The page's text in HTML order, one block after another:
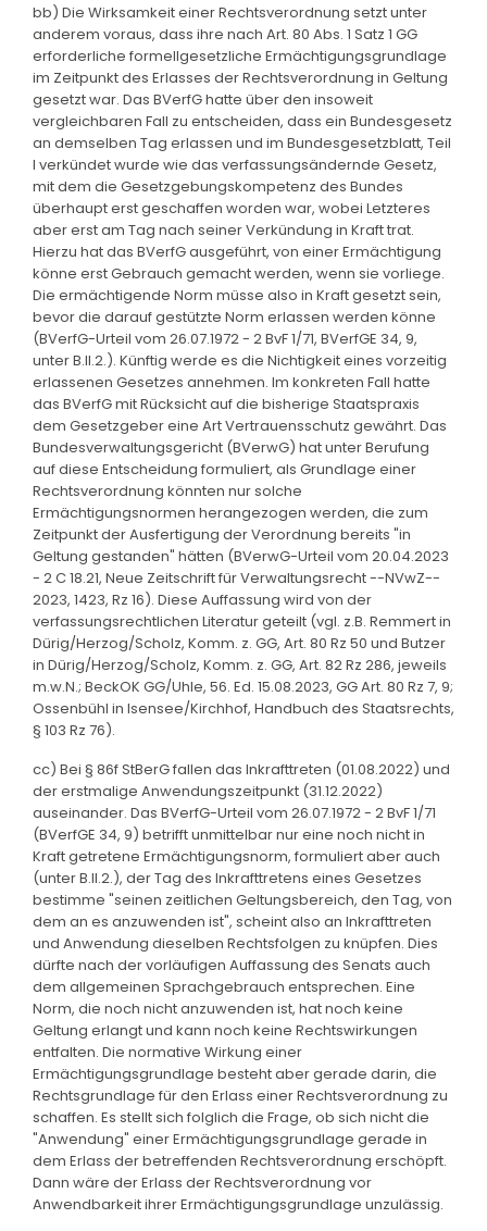
bb) Die Wirksamkeit einer Rechtsverordnung setzt unter
anderem voraus, dass ihre nach Art. 80 Abs. 1 Satz 1 GG
erforderliche formellgesetzliche Ermächtigungsgrundlage
im Zeitpunkt des Erlasses der Rechtsverordnung in Geltung
gesetzt war. Das BVerfG hatte über den insoweit
vergleichbaren Fall zu entscheiden, dass ein Bundesgesetz
an demselben Tag erlassen und im Bundesgesetzblatt, Teil
I verkündet wurde wie das verfassungsändernde Gesetz,
mit dem die Gesetzgebungskompetenz des Bundes
überhaupt erst geschaffen worden war, wobei Letzteres
aber erst am Tag nach seiner Verkündung in Kraft trat.
Hierzu hat das BVerfG ausgeführt, von einer Ermächtigung
könne erst Gebrauch gemacht werden, wenn sie vorliege.
Die ermächtigende Norm müsse also in Kraft gesetzt sein,
bevor die darauf gestützte Norm erlassen werden könne
(BVerfG-Urteil vom 26.07.1972 - 2 BvF 1/71, BVerfGE 34, 9,
unter B.II.2.). Künftig werde es die Nichtigkeit eines vorzeitig
erlassenen Gesetzes annehmen. Im konkreten Fall hatte
das BVerfG mit Rücksicht auf die bisherige Staatspraxis
dem Gesetzgeber eine Art Vertrauensschutz gewährt. Das
Bundesverwaltungsgericht (BVerwG) hat unter Berufung
auf diese Entscheidung formuliert, als Grundlage einer
Rechtsverordnung könnten nur solche
Ermächtigungsnormen herangezogen werden, die zum
Zeitpunkt der Ausfertigung der Verordnung bereits "in
Geltung gestanden" hätten (BVerwG-Urteil vom 20.04.2023
- 2 C 18.21, Neue Zeitschrift für Verwaltungsrecht --NVwZ--
2023, 1423, Rz 16). Diese Auffassung wird von der
verfassungsrechtlichen Literatur geteilt (vgl. z.B. Remmert in
Dürig/Herzog/Scholz, Komm. z. GG, Art. 80 Rz 50 und Butzer
in Dürig/Herzog/Scholz, Komm. z. GG, Art. 82 Rz 286, jeweils
m.w.N.; BeckOK GG/Uhle, 56. Ed. 15.08.2023, GG Art. 80 Rz 7, 9;
Ossenbühl in Isensee/Kirchhof, Handbuch des Staatsrechts,
§ 103 Rz 76).
cc) Bei § 86f StBerG fallen das Inkrafttreten (01.08.2022) und
der erstmalige Anwendungszeitpunkt (31.12.2022)
auseinander. Das BVerfG-Urteil vom 26.07.1972 - 2 BvF 1/71
(BVerfGE 34, 9) betrifft unmittelbar nur eine noch nicht in
Kraft getretene Ermächtigungsnorm, formuliert aber auch
(unter B.II.2.), der Tag des Inkrafttretens eines Gesetzes
bestimme "seinen zeitlichen Geltungsbereich, den Tag, von
dem an es anzuwenden ist", scheint also an Inkrafttreten
und Anwendung dieselben Rechtsfolgen zu knüpfen. Dies
dürfte nach der vorläufigen Auffassung des Senats auch
dem allgemeinen Sprachgebrauch entsprechen. Eine
Norm, die noch nicht anzuwenden ist, hat noch keine
Geltung erlangt und kann noch keine Rechtswirkungen
entfalten. Die normative Wirkung einer
Ermächtigungsgrundlage besteht aber gerade darin, die
Rechtsgrundlage für den Erlass einer Rechtsverordnung zu
schaffen. Es stellt sich folglich die Frage, ob sich nicht die
"Anwendung" einer Ermächtigungsgrundlage gerade in
dem Erlass der betreffenden Rechtsverordnung erschöpft.
Dann wäre der Erlass der Rechtsverordnung vor
Anwendbarkeit ihrer Ermächtigungsgrundlage unzulässig.